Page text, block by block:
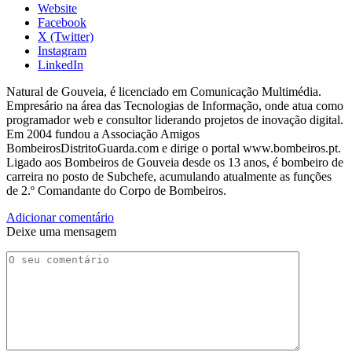
Website
Facebook
X (Twitter)
Instagram
LinkedIn
Natural de Gouveia, é licenciado em Comunicação Multimédia.
Empresário na área das Tecnologias de Informação, onde atua como
programador web e consultor liderando projetos de inovação digital.
Em 2004 fundou a Associação Amigos
BombeirosDistritoGuarda.com e dirige o portal www.bombeiros.pt.
Ligado aos Bombeiros de Gouveia desde os 13 anos, é bombeiro de
carreira no posto de Subchefe, acumulando atualmente as funções
de 2.º Comandante do Corpo de Bombeiros.
Adicionar comentário
Deixe uma mensagem